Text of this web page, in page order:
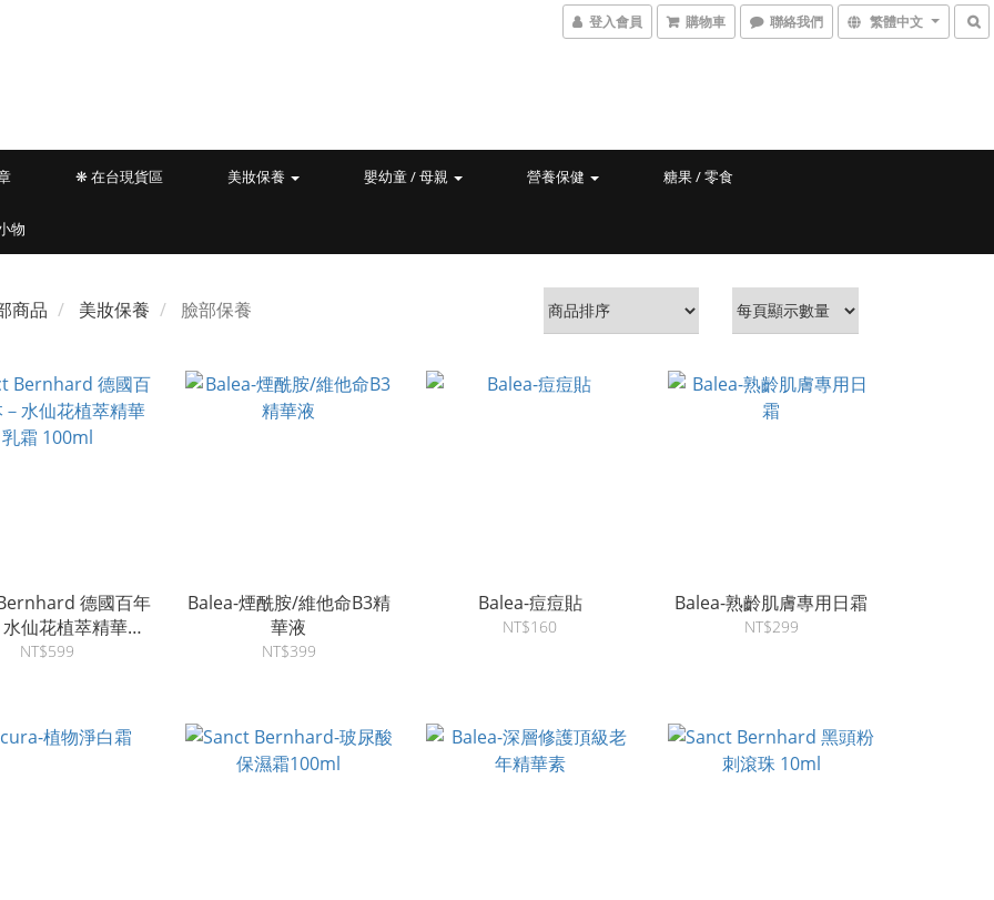
登入會員 購物車 聯絡我們 繁體中文
❋ 在台現貨區 美妝保養 嬰幼童 / 母親 營養保健 糖果 / 零食
物
商品 美妝保養 臉部保養
德國百年
仙花植萃精華乳
霜 100ml
NT$599
Balea-煙酰胺/維他命B3精
華液
NT$399
Balea-痘痘貼
NT$160
Balea-熟齡肌膚專用日霜
NT$299